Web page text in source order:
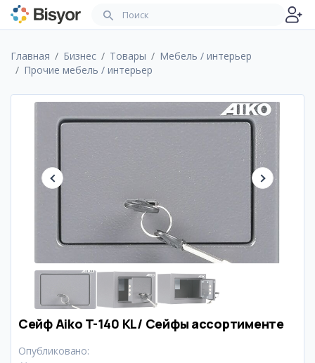
Главная Бизнес Товары
Мебель / интерьер
Прочие мебель / интерьер
Сейф Aiko T-140 KL/ Сейфы ассортименте
Опубликовано: